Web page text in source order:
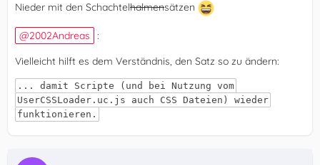
Nieder mit den Schachtelhalmensätzen
2002Andreas
:
Vielleicht hilft es dem Verständnis, den Satz so zu ändern:
... damit Scripte (und bei Nutzung vom
UserCSSLoader.uc.js auch CSS Dateien) wieder
funktionieren.